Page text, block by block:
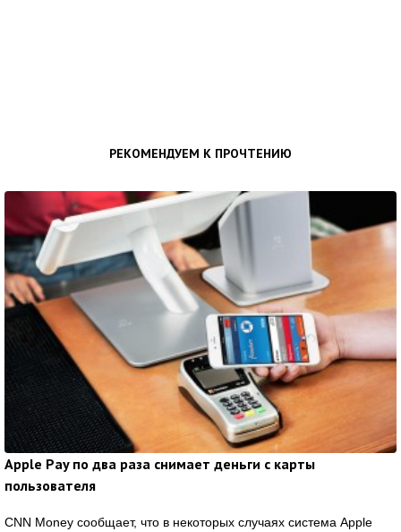
РЕКОМЕНДУЕМ К ПРОЧТЕНИЮ
Apple Pay по два раза снимает деньги с карты
пользователя
CNN Money сообщает, что в некоторых случаях система Apple